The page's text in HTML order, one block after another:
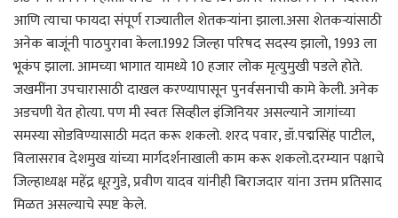
आणि त्याचा फायदा संपूर्ण राज्यातील शेतकऱ्यांना झाला.असा शेतकऱ्यांसाठी
अनेक बाजूंनी पाठपुरावा केला.1992 जिल्हा परिषद सदस्य झालो, 1993 ला
भूकंप झाला. आमच्या भागात यामध्ये 10 हजार लोक मृत्युमुखी पडले होते.
जखमींना उपचारासाठी दाखल करण्यापासून पुनर्वसनाची कामे केली. अनेक
अडचणी येत होत्या. पण मी स्वतः सिव्हील इंजिनियर असल्याने जागांच्या
समस्या सोडविण्यासाठी मदत करू शकलो. शरद पवार, डॉ.पद्मसिंह पाटील,
विलासराव देशमुख यांच्या मार्गदर्शनाखाली काम करू शकलो.दरम्यान पक्षाचे
जिल्हाध्यक्ष महेंद्र धूरगुडे, प्रवीण यादव यांनीही बिराजदार यांना उत्तम प्रतिसाद
मिळत असल्याचे स्पष्ट केले.